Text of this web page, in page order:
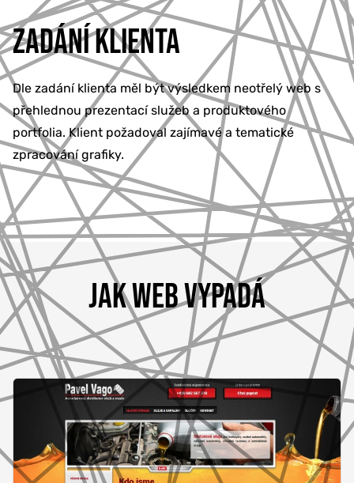
ZADÁNÍ KLIENTA
Dle zadání klienta měl být výsledkem neotřelý web s
přehlednou prezentací služeb a produktového
portfolia. Klient požadoval zajímavé a tematické
zpracování grafiky.
JAK WEB VYPADÁ